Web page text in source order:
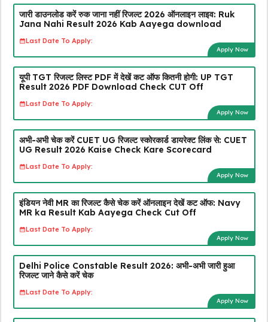
जारी डाउनलोड करें रुक जाना नहीं रिजल्ट 2026 ऑनलाइन लाइव: Ruk
Jana Nahi Result 2026 Kab Aayega download
Last Date To Apply:
Apply Now
यूपी TGT रिजल्ट लिस्ट PDF में देखें कट ऑफ कितनी होगी: UP TGT
Result 2026 PDF Download Check CUT Off
Last Date To Apply:
Apply Now
अभी-अभी चेक करें CUET UG रिजल्ट स्कोरकार्ड डायरेक्ट लिंक से: CUET
UG Result 2026 Kaise Check Kare Scorecard
Last Date To Apply:
Apply Now
इंडियन नेवी MR का रिजल्ट कैसे चेक करें ऑनलाइन देखें कट ऑफ: Navy
MR ka Result Kab Aayega Check Cut Off
Last Date To Apply:
Apply Now
Delhi Police Constable Result 2026: अभी-अभी जारी हुआ
रिजल्ट जाने कैसे करें चेक
Last Date To Apply:
Apply Now